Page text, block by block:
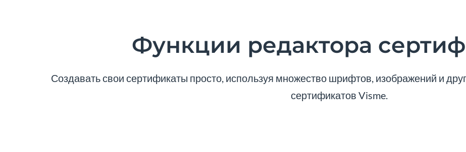
Функции редактора
Создавать свои сертификаты просто, используя множество шрифтов, изображений и
сертификатов Visme.